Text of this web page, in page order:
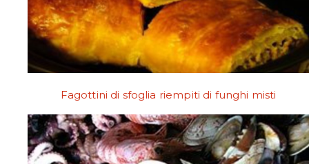
Fagottini di sfoglia riempiti di funghi misti